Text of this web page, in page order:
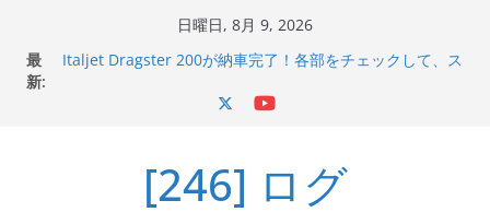
日曜日, 8月 9, 2026
最
新:
Italjet Dragster 200が納車完了！各部をチェックして、ス
器エフェクターが返礼品でもらえる！
Italjet Dragster 200のフロントISSサスの動きが判ったら
コーナリングが楽しくなった
[246] ログ